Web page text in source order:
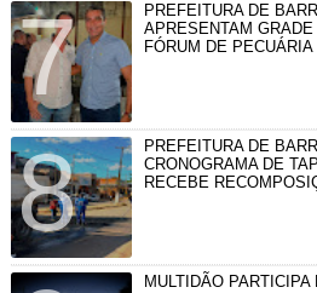
PREFEITURA DE
APRESENTAM
FÓRUM DE
PREFEITURA DE
CRONOGRAMA DE
RECEBE
MULTIDÃO